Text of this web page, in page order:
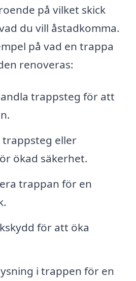
på vilket skick
du vill åstadkomma.
på vad en trappa
renoveras:
trappsteg för att
trappsteg eller
ökad säkerhet.
trappan för en
för att öka
i trappen för en